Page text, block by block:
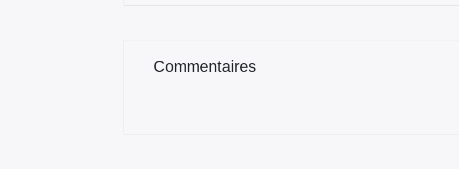
Commentaires